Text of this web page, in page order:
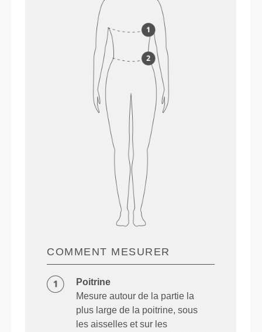
COMMENT MESURER
Poitrine
Mesure autour de la partie la
plus large de la poitrine, sous
les aisselles et sur les